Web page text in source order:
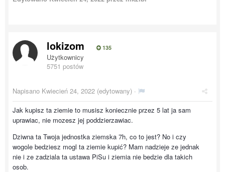
lokizom 135
Użytkownicy
5751 postów
Napisano Kwiecień 24, 2022 (edytowany) ·
Jak kupisz ta ziemie to musisz koniecznie przez 5 lat ja sam
uprawiac, nie mozesz jej poddzierzawiac.
Dziwna ta Twoja jednostka ziemska 7h, co to jest? No i czy
wogole bedziesz mogl ta ziemie kupić? Mam nadzieje ze jednak
nie i ze zadziala ta ustawa PiSu i ziemia nie bedzie dla takich
osob.